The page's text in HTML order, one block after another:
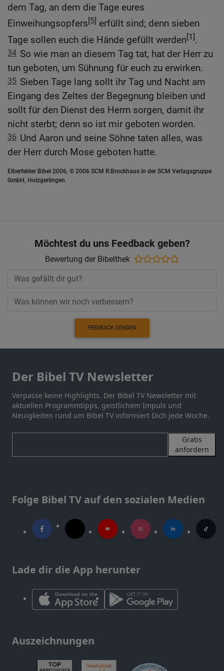
dem Tag, an dem die Tage eures
Einweihungsopfers[5] erfüllt sind; denn sieben
Tage sollen euch die Hände gefüllt werden[1].
34 So wie man an diesem Tag tat, hat der Herr zu
tun geboten, um Sühnung für euch zu erwirken.
35 Sieben Tage lang sollt ihr Tag und Nacht am
Eingang des Zeltes der Begegnung bleiben und
sollt für den Dienst des Herrn sorgen, damit ihr
nicht sterbt; denn so ist mir geboten worden.
36 Und Aaron und seine Söhne taten alles, was
der Herr durch Mose geboten hatte.
Elberfelder Bibel 2006, © 2006 SCM R.Brockhaus in der SCM Verlagsgruppe
GmbH, Holzgerlingen
Möchtest du uns Feedback geben?
Bewertung der Bibelthek
FEEDBACK SENDEN
Der Bibel TV Newsletter
Verpasse keine Highlights. Der Bibel TV Newsletter mit
aktuellen Programmtipps, geistlichem Impuls und
Neuigkeiten rund um Bibel TV informiert Dich jede Woche.
Gratis
anfordern
Folge Bibel TV auf den sozialen Medien
Lade dir die App herunter
Auszeichnungen